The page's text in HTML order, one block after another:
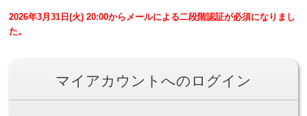
2026年3月31日(火) 20:00からメールによる二段階認証が必須になりまし
た。
マイアカウントへのログイン